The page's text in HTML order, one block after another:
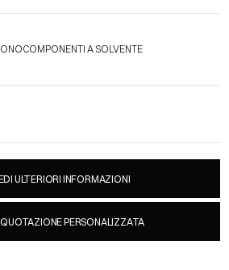
A SOLVENTE
ULTERIORI INFORMAZIONI
PERSONALIZZATA